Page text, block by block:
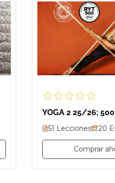
YOGA 2 25/26;
51 Lecciones 20
Comprar